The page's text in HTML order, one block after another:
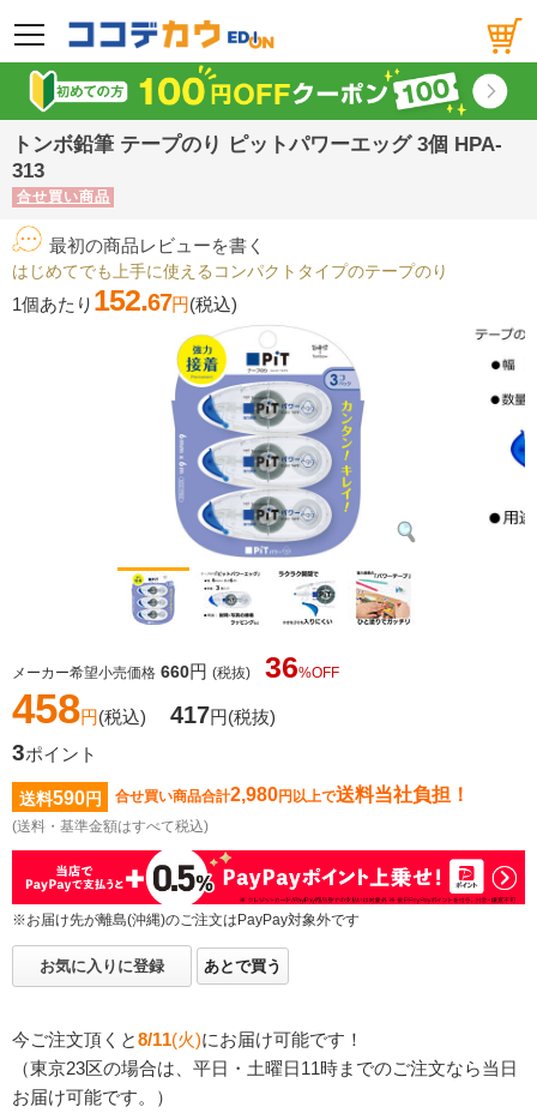
メニュー
トンボ鉛筆 テープのり ピットパワーエッグ 3個 HPA-
313
合せ買い商品
最初の商品レビューを書く
はじめてでも上手に使えるコンパクトタイプのテープのり
1個あたり 152.67円(税込)
メーカー希望小売価格 660円 (税抜) 36%OFF
458円(税込) 417円(税抜)
3ポイント
送料590円 合せ買い商品合計2,980円以上で送料当社負担！
(送料・基準金額はすべて税込)
※お届け先が離島(沖縄)のご注文はPayPay対象外です
お気に入りに登録 あとで買う
今ご注文頂くと8/11(火)にお届け可能です！
（東京23区の場合は、平日・土曜日11時までのご注文なら当日
お届け可能です。）